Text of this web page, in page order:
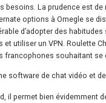
besoins. La prudence est
options à Omegle se
d’adopter des
et utiliser un VPN. Roulette
francophones souhaitant se
software de chat vidéo et
il permet bien évidemment